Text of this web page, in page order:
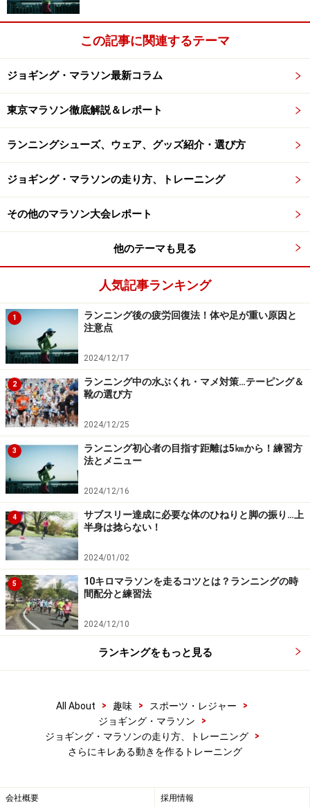
この記事に関連するテーマ
ジョギング・マラソン最新コラム
東京マラソン徹底解説＆レポート
ランニングシューズ、ウェア、グッズ紹介・選び方
ジョギング・マラソンの走り方、トレーニング
その他のマラソン大会レポート
他のテーマも見る
人気記事ランキング
1
ランニング後の疲労回復法！体や足が重い原因と
注意点
2024/12/17
2
ランニング中の水ぶくれ・マメ対策…テーピング＆
靴の選び方
2024/12/25
3
ランニング初心者の目指す距離は5㎞から！練習方
法とメニュー
2024/12/16
4
サブスリー達成に必要な体のひねりと脚の振り…上
半身は捻らない！
2024/01/02
5
10キロマラソンを走るコツとは？ランニングの時
間配分と練習法
2024/12/10
ランキングをもっと見る
All About > 趣味 > スポーツ・レジャー
>
ジョギング・マラソン
>
ジョギング・マラソンの走り方、トレーニング
>
さらにキレある動きを作るトレーニング
会社概要 採用情報